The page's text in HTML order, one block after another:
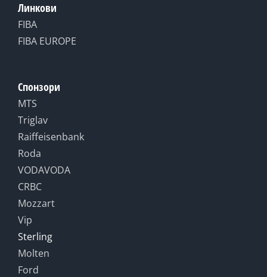
Линкови
FIBA
FIBA EUROPE
Спонзори
MTS
Triglav
Raiffeisenbank
Roda
VODAVODA
CRBC
Mozzart
Vip
Sterling
Molten
Ford